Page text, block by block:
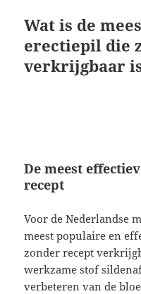
Wat is de
erectiepil die
verkrijgbaar
De meest
recept
Voor de Nederlandse
meest populaire en
zonder recept
werkzame stof
verbeteren van de